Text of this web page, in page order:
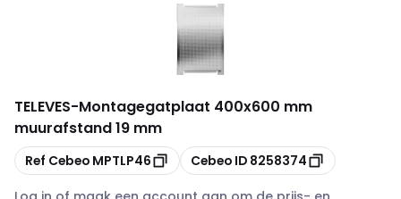
TELEVES-Montagegatplaat 400x600 mm
muurafstand 19 mm
Kopiëren
Ref Cebeo MPTLP46 Kopiëren
Cebeo ID 8258374